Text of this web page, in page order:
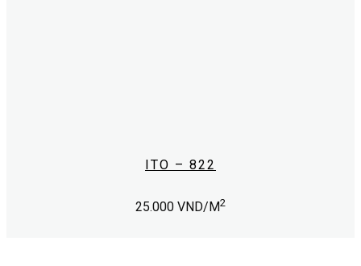
ITO – 822
25.000 VND/M2